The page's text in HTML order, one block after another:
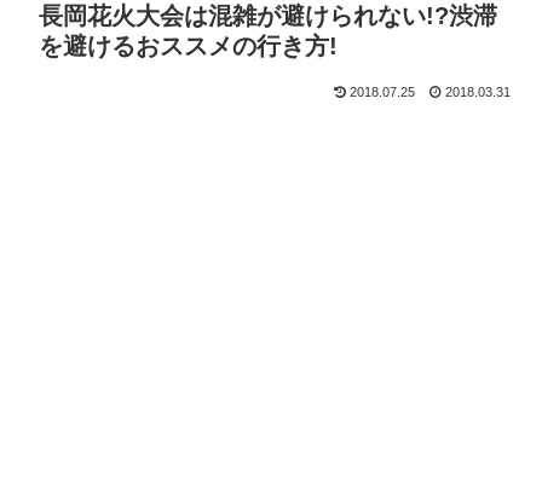
長岡花火大会は混雑が避けられない!?渋滞
を避けるおススメの行き方!
2018.07.25 2018.03.31